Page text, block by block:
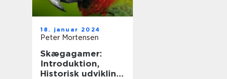
18. januar 2024
Peter Mortensen
Skægagamer:
Introduktion,
Historisk udvikling